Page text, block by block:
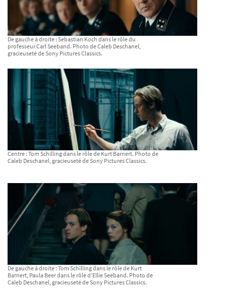
De gauche à droite : Sebastian Koch dans le rôle du
professeur Carl Seeband. Photo de Caleb Deschanel,
gracieuseté de Sony Pictures Classics.
Centre : Tom Schilling dans le rôle de Kurt Barnert. Photo de
Caleb Deschanel, gracieuseté de Sony Pictures Classics.
De gauche à droite : Tom Schilling dans le rôle de Kurt
Barnert, Paula Beer dans le rôle d’Ellie Seeband. Photo de
Caleb Deschanel, gracieuseté de Sony Pictures Classics.